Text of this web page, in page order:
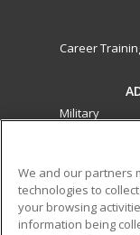
Career
Military
ed2go partners
best-in-class non-
We and our partners
technologies to
your browsing
information being